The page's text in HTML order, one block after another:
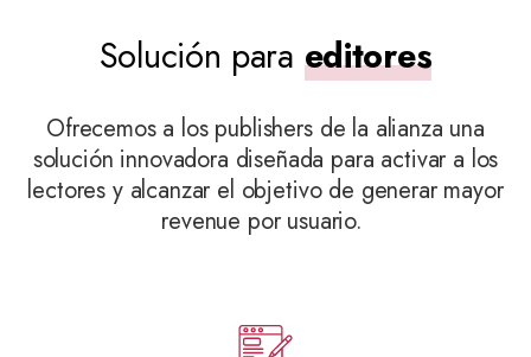
Solución para editores
Ofrecemos a los publishersde la alianza una
solución innovadora diseñada para activar a los
lectores y alcanzar el objetivo de generar mayor
revenue por usuario.